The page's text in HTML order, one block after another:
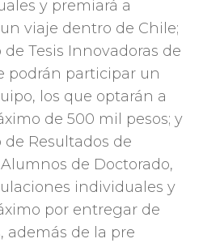
y premiará a
viaje dentro de Chile;
Tesis Innovadoras de
podrán participar un
los que optarán a
de 500 mil pesos; y
Resultados de
de Doctorado,
individuales y
por entregar de
además de la pre